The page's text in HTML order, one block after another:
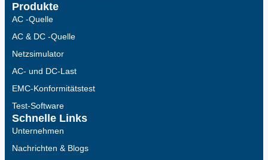
Produkte
AC -Quelle
AC & DC -Quelle
Netzsimulator
AC- und DC-Last
EMC-Konformitätstest
Test-Software
Schnelle Links
Unternehmen
Nachrichten & Blogs